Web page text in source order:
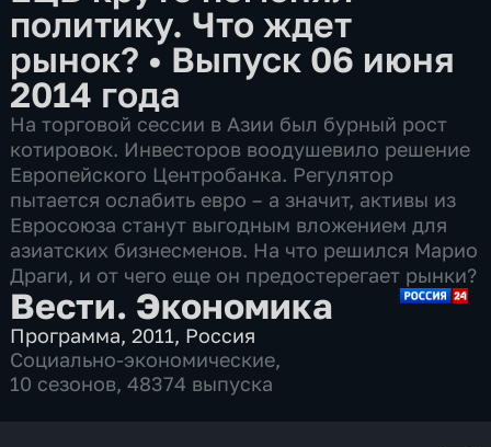
политику. Что ждет
рынок? • Выпуск 06 июня
2014 года
На торговой сессии в Азии был бурный рост
котировок. Инвесторов воодушевило решение
Европейского Центробанка. Регулятор
пытается ослабить евро – а значит, активы из
Евросоюза станут выгодным вложением для
азиатских бизнесменов. На что решился Марио
Драги, и от чего еще он предостерегает рынки?
Вести. Экономика
Программа,2011, Россия
Социально-экономические,
10 сезонов, 48374 выпуска